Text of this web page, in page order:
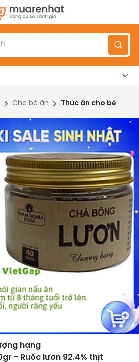
Menu
Sản phẩm
giá sản phẩm
Giới thiệu
Cho bé ăn Thức ăn cho bé
hạng
- Ruốc lươn 92.4% thịt